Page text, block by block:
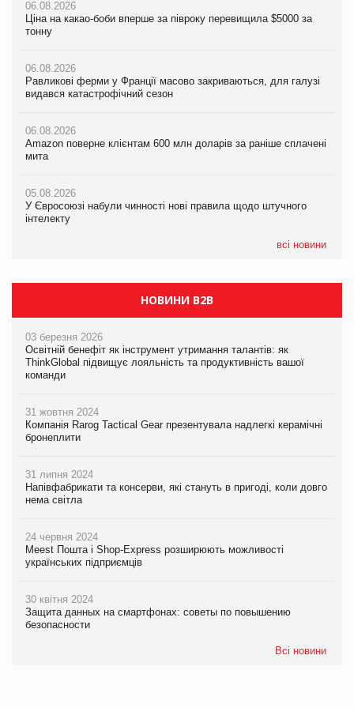
06.08.2026
Ціна на какао-боби вперше за півроку перевищила $5000 за
тонну
06.08.2026
Равликові ферми у Франції масово закриваються, для галузі
видався катастрофічний сезон
06.08.2026
Amazon поверне клієнтам 600 млн доларів за раніше сплачені
мита
05.08.2026
У Євросоюзі набули чинності нові правила щодо штучного
інтелекту
всі новини
06.08.2026
Ціна на какао-боби вперше за півроку перевищила $5000 за
тонну
06.08.2026
Равликові ферми у Франції масово закриваються, для галузі
видався катастрофічний сезон
06.08.2026
Amazon поверне клієнтам 600 млн доларів за раніше сплачені
мита
05.08.2026
У Євросоюзі набули чинності нові правила щодо штучного
інтелекту
06.08.2026
Равликові ферми у Франції масово закриваються, для галузі
видався катастрофічний сезон
06.08.2026
Amazon поверне клієнтам 600 млн доларів за раніше сплачені
мита
05.08.2026
У Євросоюзі набули чинності нові правила щодо штучного
інтелекту
05.08.2026
Рекламна платформа вимагає від Google компенсацію за
втрату 6,9 трлн рекламних показів
НОВИНИ B2B
03 березня 2026
Освітній бенефіт як інструмент утримання талантів: як
ThinkGlobal підвищує лояльність та продуктивність вашої
команди
31 жовтня 2024
Компанія Rarog Tactical Gear презентувала надлегкі керамічні
бронеплити
31 липня 2024
Напівфабрикати та консерви, які стануть в пригоді, коли довго
нема світла
24 червня 2024
Meest Пошта і Shop-Express розширюють можливості
українських підприємців
30 квітня 2024
Защита данных на смартфонах: советы по повышению
безопасности
Всі новини